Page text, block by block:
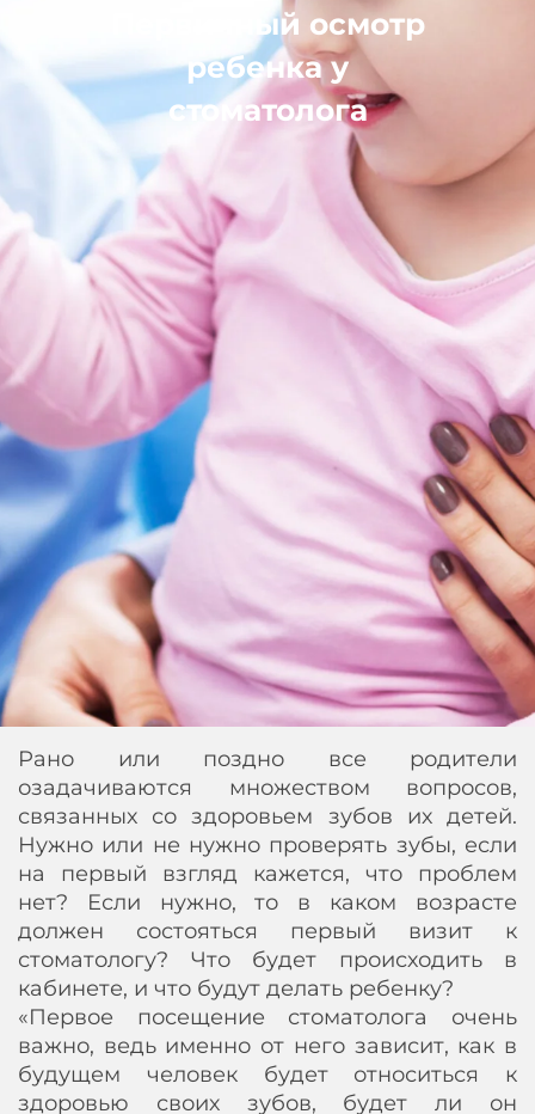
Первичный осмотр
ребенка у
стоматолога
Рано или поздно все родители
озадачиваются множеством вопросов,
связанных со здоровьем зубов их детей.
Нужно или не нужно проверять зубы, если
на первый взгляд кажется, что проблем
нет? Если нужно, то в каком возрасте
должен состояться первый визит к
стоматологу? Что будет происходить в
кабинете, и что будут делать ребенку?
«Первое посещение стоматолога очень
важно, ведь именно от него зависит, как в
будущем человек будет относиться к
здоровью своих зубов, будет ли он